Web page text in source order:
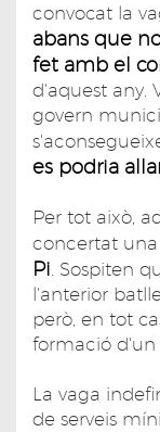
convocat la
abans que
fet amb el
d'aquest any.
govern
es podria
Per tot això,
concertat
Pi. Sospiten
l'anterior
però, en tot
formació d'un
La vaga
de serveis